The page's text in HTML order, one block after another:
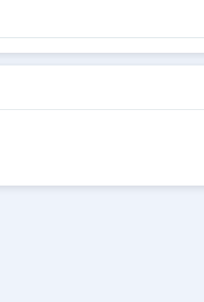
о будущих кроссоверах с
Если, конечно, вы не
смерть от экстерминатуса
для них.